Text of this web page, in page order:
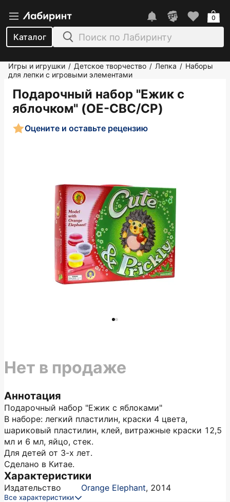
Каталог
0
Игры и игрушки / Детское творчество / Лепка / Наборы
для лепки с игровыми элементами
Подарочный набор "Ежик с
яблочком" (OE-CBC/CP)
Оцените и оставьте рецензию
Аннотация
Подарочный набор "Ежик с яблоками"
В наборе: легкий пластилин, краски 4 цвета,
шариковый пластилин, клей, витражные краски 12,5
мл и 6 мл, яйцо, стек.
Для детей от 3-х лет.
Сделано в Китае.
Характеристики
Издательство Orange Elephant, 2014
Все характеристики
Нет в продаже